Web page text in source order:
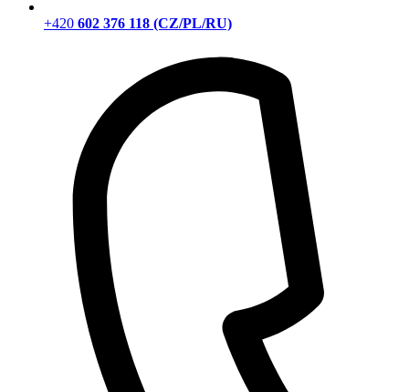
+420 602 376 118 (CZ/PL/RU)